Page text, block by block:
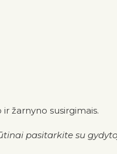
žarnyno susirgimais.
pasitarkite su